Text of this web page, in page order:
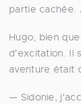
partie cachée.
Hugo, bien
d'excitation. Il
aventure était
— Sidonie,